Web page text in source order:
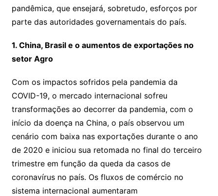
pandêmica, que ensejará, sobretudo, esforços por
parte das autoridades governamentais do país.
1. China, Brasil e o aumentos de exportações no
setor Agro
Com os impactos sofridos pela pandemia da
COVID-19, o mercado internacional sofreu
transformações ao decorrer da pandemia, com o
início da doença na China, o país observou um
cenário com baixa nas exportações durante o ano
de 2020 e iniciou sua retomada no final do terceiro
trimestre em função da queda da casos de
coronavírus no país. Os fluxos de comércio no
sistema internacional aumentaram